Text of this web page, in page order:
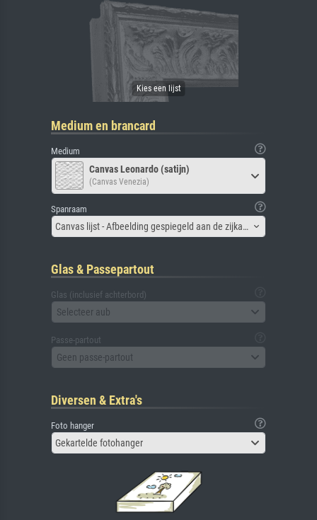
Medium en brancard
Medium
Canvas Leonardo (satijn)
(Canvas Venezia)
Spanraam
Canvas lijst - Afbeelding gespiegeld aan de zijkant
Glas & Passepartout
Glas (inclusief achterbord)
Selecteer aub
Passe-partout
Geen passe-partout
Diversen & Extra's
Foto hanger
Gekartelde fotohanger